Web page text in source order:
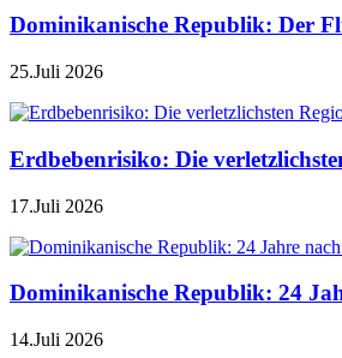
Dominikanische Republik: Der
25.Juli 2026
Erdbebenrisiko: Die
17.Juli 2026
Dominikanische Republik: 24
14.Juli 2026